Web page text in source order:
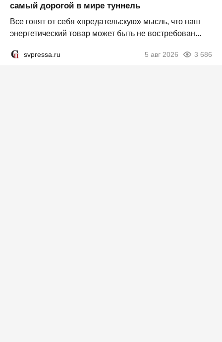
самый дорогой в мире туннель
Все гонят от себя «предательскую» мысль, что наш
энергетический товар может быть не востребован...
svpressa.ru 5 авг 2026 3 686